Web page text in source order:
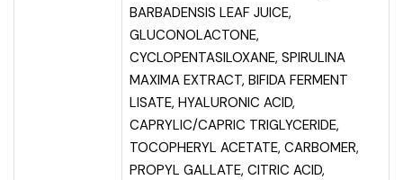
BARBADENSIS LEAF JUICE,
GLUCONOLACTONE,
CYCLOPENTASILOXANE, SPIRULINA
MAXIMA EXTRACT, BIFIDA FERMENT
LISATE, HYALURONIC ACID,
CAPRYLIC/CAPRIC TRIGLYCERIDE,
TOCOPHERYL ACETATE, CARBOMER,
PROPYL GALLATE, CITRIC ACID,